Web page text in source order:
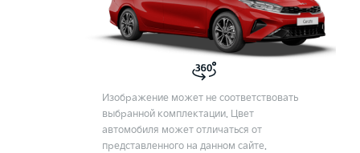
Изображение может не соответствовать
выбранной комплектации. Цвет
автомобиля может отличаться от
представленного на данном сайте.